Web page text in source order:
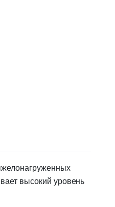
высокий уровень